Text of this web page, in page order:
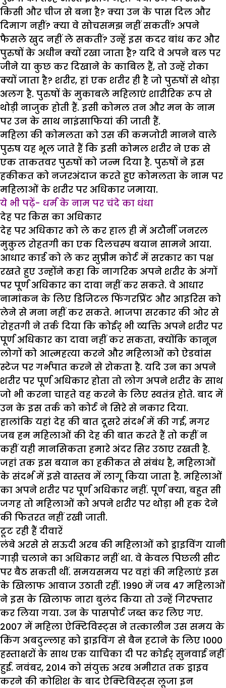
किसी और चीज से बना है? क्या उन के पास दिल और
दिमाग नहीं? क्या वे सोचसमझ नहीं सकतीं? अपने
फैसले खुद नहीं ले सकतीं? उन्हें इस कदर बांध कर और
पुरुषों के अधीन क्यों रखा जाता है? यदि वे अपने बल पर
जीने या कुछ कर दिखाने के काबिल हैं, तो उन्हें रोका
क्यों जाता है? शरीर, हां एक शरीर ही है जो पुरुषों से थोड़ा
अलग है. पुरुषों के मुकाबले महिलाएं शारीरिक रूप से
थोड़ी नाजुक होती हैं. इसी कोमल तन और मन के नाम
पर उन के साथ नाइंसाफियां की जाती हैं.
महिला की कोमलता को उस की कमजोरी मानने वाले
पुरुष यह भूल जाते हैं कि इसी कोमल शरीर ने एक से
एक ताकतवर पुरुषों को जन्म दिया है. पुरुषों ने इस
हकीकत को नजरअंदाज करते हुए कोमलता के नाम पर
महिलाओं के शरीर पर अधिकार जमाया.
ये भी पढ़ें- धर्म के नाम पर चंदे का धंधा
देह पर किस का अधिकार
देह पर अधिकार को ले कर हाल ही में अटौर्नी जनरल
मुकुल रोहतगी का एक दिलचस्प बयान सामने आया.
आधार कार्ड को ले कर सुप्रीम कोर्ट में सरकार का पक्ष
रखते हुए उन्होंने कहा कि नागरिक अपने शरीर के अंगों
पर पूर्ण अधिकार का दावा नहीं कर सकते. वे आधार
नामांकन के लिए डिजिटल फिंगरप्रिंट और आइरिस को
लेने से मना नहीं कर सकते. भाजपा सरकार की ओर से
रोहतगी ने तर्क दिया कि कोईर् भी व्यक्ति अपने शरीर पर
पूर्ण अधिकार का दावा नहीं कर सकता, क्योंकि कानून
लोगों को आत्महत्या करने और महिलाओं को ऐडवांस
स्टेज पर गर्भपात करने से रोकता है. यदि उन का अपने
शरीर पर पूर्ण अधिकार होता तो लोग अपने शरीर के साथ
जो भी करना चाहते वह करने के लिए स्वतंत्र होते. बाद में
उन के इस तर्क को कोर्ट ने सिरे से नकार दिया.
हालांकि यहां देह की बात दूसरे संदर्भ में की गई, मगर
जब हम महिलाओं की देह की बात करते हैं तो कहीं न
कहीं यही मानसिकता हमारे अंदर सिर उठाए रखती है.
जहां तक इस बयान का हकीकत से संबंध है, महिलाओं
के संदर्भ में इसे वास्तव में लागू किया जाता है. महिलाओं
का अपने शरीर पर पूर्ण अधिकार नहीं. पूर्ण क्या, बहुत सी
जगह तो महिलाओं को अपने शरीर पर थोड़ा भी हक देने
की फितरत नहीं रखी जाती.
टूट रही हैं दीवारें
लंबे अरसे से सऊदी अरब की महिलाओं को ड्राइविंग यानी
गाड़ी चलाने का अधिकार नहीं था. वे केवल पिछली सीट
पर बैठ सकती थीं. समयसमय पर वहां की महिलाएं इस
के खिलाफ आवाज उठाती रहीं. 1990 में जब 47 महिलाओं
ने इस के खिलाफ नारा बुलंद किया तो उन्हें गिरफ्तार
कर लिया गया. उन के पासपोर्ट जब्त कर लिए गए.
2007 में महिला ऐक्टिविस्ट्स ने तत्कालीन उस समय के
किंग अबदुल्लाह को ड्राइविंग से बैन हटाने के लिए 1000
हस्ताक्षरों के साथ एक याचिका दी पर कोईर् सुनवाई नहीं
हुई. नवंबर, 2014 को संयुक्त अरब अमीरात तक ड्राइव
करने की कोशिश के बाद ऐक्टिविस्ट्स लूजा इन